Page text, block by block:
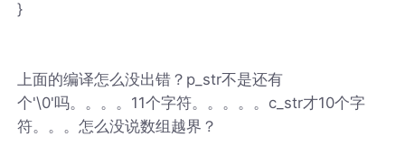
}
上面的编译怎么没出错？p_str不是还有
个'\0'吗。。。。11个字符。。。。。c_str才10个字
符。。。怎么没说数组越界？